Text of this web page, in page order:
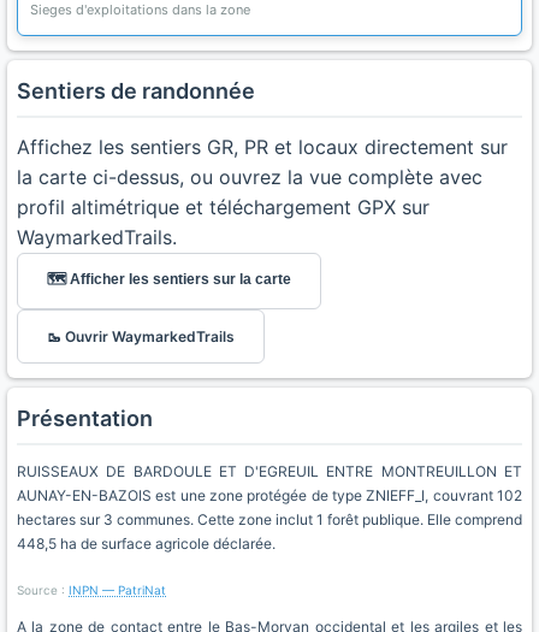
Sieges d'exploitations dans la zone
Sentiers de randonnée
Affichez les sentiers GR, PR et locaux directement sur
la carte ci-dessus, ou ouvrez la vue complète avec
profil altimétrique et téléchargement GPX sur
WaymarkedTrails.
🗺️ Afficher les sentiers sur la carte
🥾 Ouvrir WaymarkedTrails
Présentation
RUISSEAUX DE BARDOULE ET D'EGREUIL ENTRE MONTREUILLON ET
AUNAY-EN-BAZOIS est une zone protégée de type ZNIEFF_I, couvrant 102
hectares sur 3 communes. Cette zone inclut 1 forêt publique. Elle comprend
448,5 ha de surface agricole déclarée.
Source : INPN — PatriNat
A la zone de contact entre le Bas-Morvan occidental et les argiles et les